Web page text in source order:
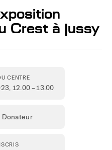
Crest à Jussy
CENTRE
, 12.00 – 13.00